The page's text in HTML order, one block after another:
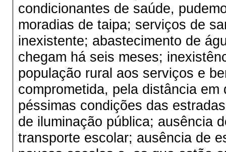
condicionantes de saúde,
moradias de taipa; serviços de
inexistente; abastecimento de
chegam há seis meses;
população rural aos serviços e
comprometida, pela distância
péssimas condições das
de iluminação pública; ausência
transporte escolar; ausência de